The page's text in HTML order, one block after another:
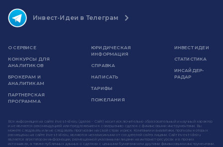
Инвест-Идеи в Телеграм
О СЕРВИСЕ
КОНКУРСЫ ДЛЯ
АНАЛИТИКОВ
БРОКЕРАМ И
АНАЛИТИКАМ
ПАРТНЕРСКАЯ
ПРОГРАММА
ЮРИДИЧЕСКАЯ
ИНФОРМАЦИЯ
СПРАВКА
НАПИСАТЬ
ТАРИФЫ
ПОЖЕЛАНИЯ
ИНВЕСТ ИДЕИ
СТАТИСТИКА
ИНСАЙДЕР-
РАДАР
Вся информация на сайте invest-idei.ru (далее - Сайт) носит исключительно образовательный и научный характер
и не является рекомендацией или предложением к совершению сделок с финансовыми инструментами. Вы
можете следовать или не следовать прогнозам на свой страх и риск. Компании и аналитики, прогнозы которых
размещены на сайте invest-idei.ru, являются независимыми от создателей сайта лицами. Сайт invest-idei.ru
является агрегатором информации, размещенной указанными лицами на интернет-ресурсах и в прочих
источниках, а также публичных данных о сделках с ценными бумагами или другими финансовыми инструментами.